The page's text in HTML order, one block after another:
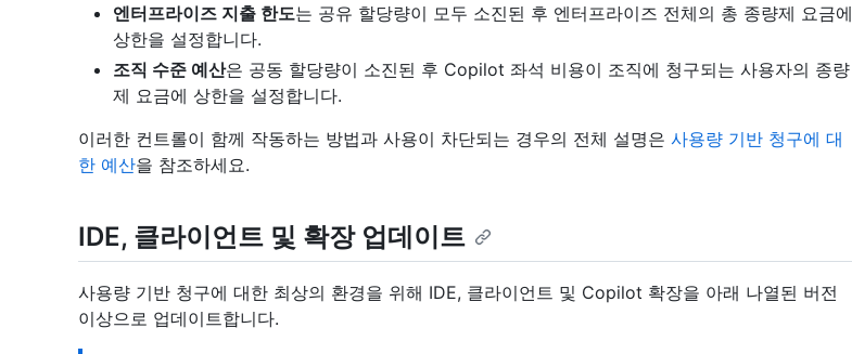
엔터프라이즈 지출 한도는 공유 할당량이 모두 소진된 후 엔터프라이즈 전체의 총 종량제 요금에
상한을 설정합니다.
조직 수준 예산은 공동 할당량이 소진된 후 Copilot 좌석 비용이 조직에 청구되는 사용자의 종량
제 요금에 상한을 설정합니다.
이러한 컨트롤이 함께 작동하는 방법과 사용이 차단되는 경우의 전체 설명은 사용량 기반 청구에 대
한 예산을 참조하세요.
IDE, 클라이언트 및 확장 업데이트
사용량 기반 청구에 대한 최상의 환경을 위해 IDE, 클라이언트 및 Copilot 확장을 아래 나열된 버전
이상으로 업데이트합니다.